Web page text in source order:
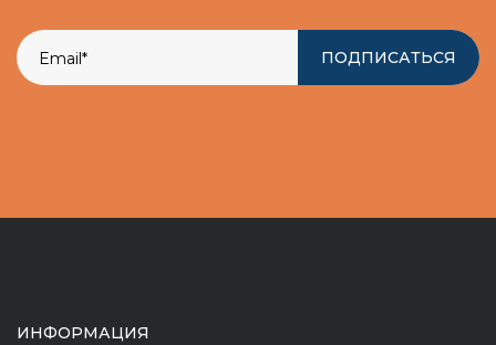
ПОДПИСАТЬСЯ
ИНФОРМАЦИЯ